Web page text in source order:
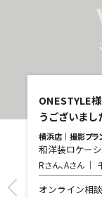
ONESTYLE
うございまし
横浜店｜撮影プラ
和洋装ロケーシ
Rさん、Aさん
オンライン相